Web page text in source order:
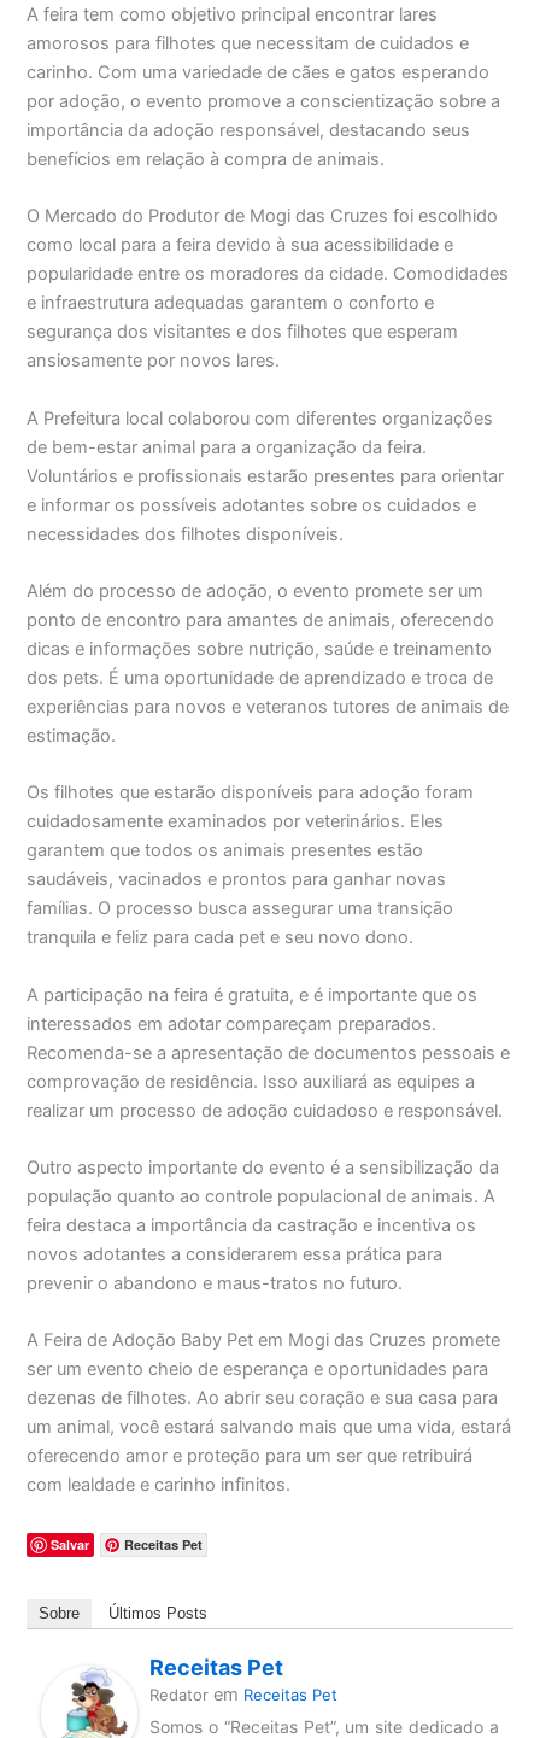
A feira tem como objetivo principal encontrar lares
amorosos para filhotes que necessitam de cuidados e
carinho. Com uma variedade de cães e gatos esperando
por adoção, o evento promove a conscientização sobre a
importância da adoção responsável, destacando seus
benefícios em relação à compra de animais.
O Mercado do Produtor de Mogi das Cruzes foi escolhido
como local para a feira devido à sua acessibilidade e
popularidade entre os moradores da cidade. Comodidades
e infraestrutura adequadas garantem o conforto e
segurança dos visitantes e dos filhotes que esperam
ansiosamente por novos lares.
A Prefeitura local colaborou com diferentes organizações
de bem-estar animal para a organização da feira.
Voluntários e profissionais estarão presentes para orientar
e informar os possíveis adotantes sobre os cuidados e
necessidades dos filhotes disponíveis.
Além do processo de adoção, o evento promete ser um
ponto de encontro para amantes de animais, oferecendo
dicas e informações sobre nutrição, saúde e treinamento
dos pets. É uma oportunidade de aprendizado e troca de
experiências para novos e veteranos tutores de animais de
estimação.
Os filhotes que estarão disponíveis para adoção foram
cuidadosamente examinados por veterinários. Eles
garantem que todos os animais presentes estão
saudáveis, vacinados e prontos para ganhar novas
famílias. O processo busca assegurar uma transição
tranquila e feliz para cada pet e seu novo dono.
A participação na feira é gratuita, e é importante que os
interessados em adotar compareçam preparados.
Recomenda-se a apresentação de documentos pessoais e
comprovação de residência. Isso auxiliará as equipes a
realizar um processo de adoção cuidadoso e responsável.
Outro aspecto importante do evento é a sensibilização da
população quanto ao controle populacional de animais. A
feira destaca a importância da castração e incentiva os
novos adotantes a considerarem essa prática para
prevenir o abandono e maus-tratos no futuro.
A Feira de Adoção Baby Pet em Mogi das Cruzes promete
ser um evento cheio de esperança e oportunidades para
dezenas de filhotes. Ao abrir seu coração e sua casa para
um animal, você estará salvando mais que uma vida, estará
oferecendo amor e proteção para um ser que retribuirá
com lealdade e carinho infinitos.
Salvar Receitas Pet
Sobre Últimos Posts
Receitas Pet
Redator em Receitas Pet
Somos o “Receitas Pet”, um site dedicado a